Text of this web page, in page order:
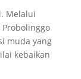
Melalui
muda yang
kebaikan